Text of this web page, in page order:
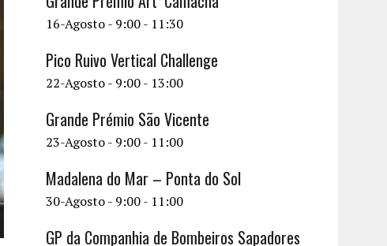
16-Agosto - 9:00- 11:30
Pico Ruivo Vertical Challenge
22-Agosto - 9:00- 13:00
Grande Prémio São Vicente
23-Agosto - 9:00- 11:00
Madalena do Mar – Ponta do Sol
30-Agosto - 9:00- 11:00
GP da Companhia de Bombeiros Sapadores